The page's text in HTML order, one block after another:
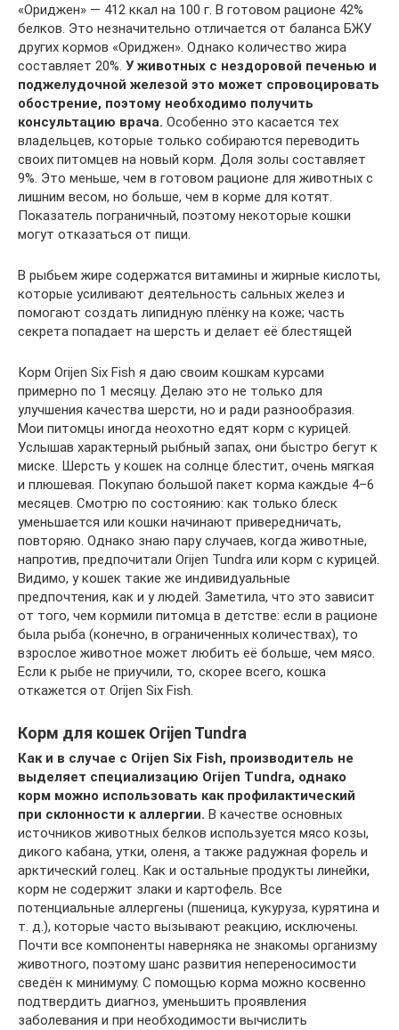
«Ориджен» — 412 ккал на 100 г. В готовом рационе 42%
белков. Это незначительно отличается от баланса БЖУ
других кормов «Ориджен». Однако количество жира
составляет 20%. У животных с нездоровой печенью и
поджелудочной железой это может спровоцировать
обострение, поэтому необходимо получить
консультацию врача. Особенно это касается тех
владельцев, которые только собираются переводить
своих питомцев на новый корм. Доля золы составляет
9%. Это меньше, чем в готовом рационе для животных с
лишним весом, но больше, чем в корме для котят.
Показатель пограничный, поэтому некоторые кошки
могут отказаться от пищи.
В рыбьем жире содержатся витамины и жирные кислоты,
которые усиливают деятельность сальных желез и
помогают создать липидную плёнку на коже; часть
секрета попадает на шерсть и делает её блестящей
Корм Orijen Six Fish я даю своим кошкам курсами
примерно по 1 месяцу. Делаю это не только для
улучшения качества шерсти, но и ради разнообразия.
Мои питомцы иногда неохотно едят корм с курицей.
Услышав характерный рыбный запах, они быстро бегут к
миске. Шерсть у кошек на солнце блестит, очень мягкая
и плюшевая. Покупаю большой пакет корма каждые 4–6
месяцев. Смотрю по состоянию: как только блеск
уменьшается или кошки начинают привередничать,
повторяю. Однако знаю пару случаев, когда животные,
напротив, предпочитали Orijen Tundra или корм с курицей.
Видимо, у кошек такие же индивидуальные
предпочтения, как и у людей. Заметила, что это зависит
от того, чем кормили питомца в детстве: если в рационе
была рыба (конечно, в ограниченных количествах), то
взрослое животное может любить её больше, чем мясо.
Если к рыбе не приучили, то, скорее всего, кошка
откажется от Orijen Six Fish.
Корм для кошек Orijen Tundra
Как и в случае с Orijen Six Fish, производитель не
выделяет специализацию Orijen Tundra, однако
корм можно использовать как профилактический
при склонности к аллергии. В качестве основных
источников животных белков используется мясо козы,
дикого кабана, утки, оленя, а также радужная форель и
арктический голец. Как и остальные продукты линейки,
корм не содержит злаки и картофель. Все
потенциальные аллергены (пшеница, кукуруза, курятина и
т. д.), которые часто вызывают реакцию, исключены.
Почти все компоненты наверняка не знакомы организму
животного, поэтому шанс развития непереносимости
сведён к минимуму. С помощью корма можно косвенно
подтвердить диагноз, уменьшить проявления
заболевания и при необходимости вычислить